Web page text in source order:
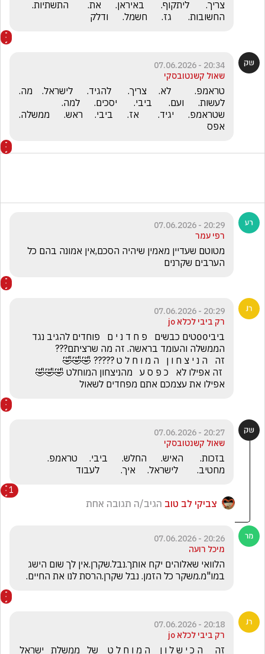
החשובות.       גז.      חשמל.      ודלק
20:34 - 07.06.2026
שאול קשנטובסקי
אפס
20:29 - 07.06.2026
רפי עמר
הערבים שקרנים
20:29 - 07.06.2026
רק ביבי לכלא jo
אפילו את עצמכם אתם מפחדים לשאול
20:27 - 07.06.2026
שאול קשנטובסקי
מחטיב.        לישראל.     איך.         לעבוד
1
צביקי לב טוב הגיב/ה תגובה אחת
20:26 - 07.06.2026
מיכל רועה
במו"מ.משקר כל הזמן. נבל שקרן.הרסת לנו את החיים.
20:18 - 07.06.2026
רק ביבי לכלא jo